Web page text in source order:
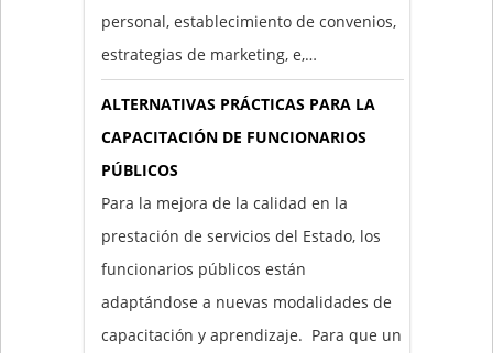
personal, establecimiento de convenios,
estrategias de marketing, e,…
ALTERNATIVAS PRÁCTICAS PARA LA
CAPACITACIÓN DE FUNCIONARIOS
PÚBLICOS
Para la mejora de la calidad en la
prestación de servicios del Estado, los
funcionarios públicos están
adaptándose a nuevas modalidades de
capacitación y aprendizaje. Para que un